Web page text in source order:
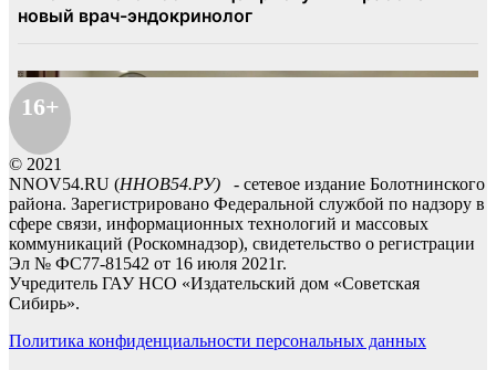
16+
© 2021
NNOV54.RU (ННОВ54.РУ) - сетевое издание Болотнинского
района. Зарегистрировано Федеральной службой по надзору в
сфере связи, информационных технологий и массовых
коммуникаций (Роскомнадзор), свидетельство о регистрации
Эл № ФС77-81542 от 16 июля 2021г.
Учредитель ГАУ НСО «Издательский дом «Советская
Сибирь».
Политика конфиденциальности персональных данных